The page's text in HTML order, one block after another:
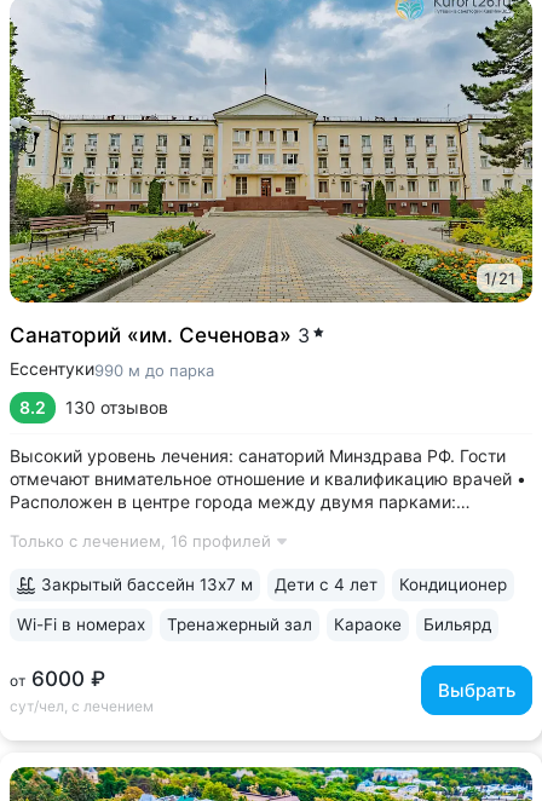
1/21
Санаторий «им. Сеченова» 3
Ессентуки990 м до парка
8.2 130 отзывов
Высокий уровень лечения: санаторий Минздрава РФ. Гости
отмечают внимательное отношение и квалификацию врачей •
Расположен в центре города между двумя парками:
грязелечебницы им. Семашко, Курортного парка • Теплые
Только с лечением, 16 профилей
от 6000 ₽
сут/чел, с лечением
Выбрать
Закрытый бассейн 13х7 м Дети с 4 лет Кондиционер
Wi-Fi в номерах Тренажерный зал Караоке Бильярд